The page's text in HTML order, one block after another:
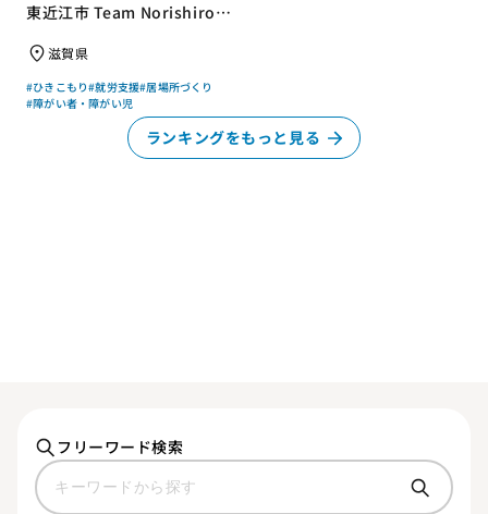
東近江市 Team Norishiroの
滋賀県
#ひきこもり#就労支援#居場所づくり
#障がい者・障がい児
ランキングをもっと見る
フリーワード検索